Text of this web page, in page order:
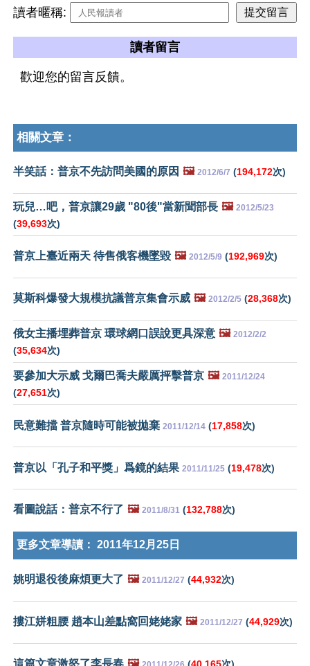
讀者暱稱:
讀者留言
歡迎您的留言反饋。
相關文章：
半笑話：普京不先訪問美國的原因 🖼️ 2012/6/7 (194,172次)
玩兒…吧，普京讓29歲 "80後"當新聞部長 🖼️ 2012/5/23
(39,693次)
普京上臺近兩天 待售俄客機墜毀 🖼️ 2012/5/9 (192,969次)
莫斯科爆發大規模抗議普京集會示威 🖼️ 2012/2/5 (28,368次)
俄女主播埋葬普京 環球網口誤說更具深意 🖼️ 2012/2/2
(35,634次)
要參加大示威 戈爾巴喬夫嚴厲抨擊普京 🖼️ 2011/12/24
(27,651次)
民意難擋 普京隨時可能被拋棄 2011/12/14 (17,858次)
普京以「孔子和平獎」爲鏡的結果 2011/11/25 (19,478次)
看圖說話：普京不行了 🖼️ 2011/8/31 (132,788次)
更多文章導讀： 2011年12月25日
姚明退役後麻煩更大了 🖼️ 2011/12/27 (44,932次)
摟江姘粗腰 趙本山差點窩回姥姥家 🖼️ 2011/12/27 (44,929次)
這篇文章激怒了李長春 🖼️ (40,165次)